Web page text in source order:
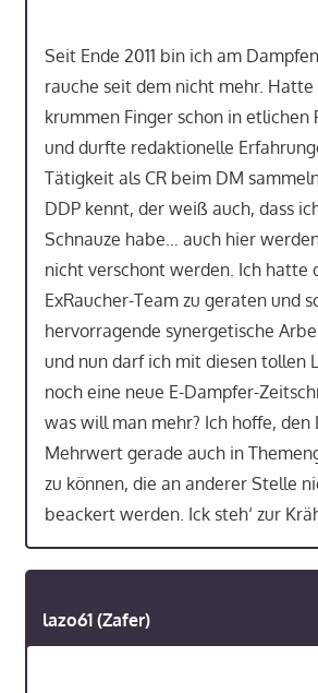
Seit Ende 2011 bin ich am
rauche seit dem nicht mehr. Hatte
krummen Finger schon in etlichen
und durfte redaktionelle
Tätigkeit als CR beim DM
DDP kennt, der weiß auch, dass
Schnauze habe… auch hier
nicht verschont werden. Ich hatte
ExRaucher-Team zu geraten und
hervorragende synergetische
und nun darf ich mit diesen tollen
noch eine neue E-Dampfer-
was will man mehr? Ich hoffe, den
Mehrwert gerade auch in
zu können, die an anderer Stelle
beackert werden. Ick steh‘ zur
lazo61 (Zafer)